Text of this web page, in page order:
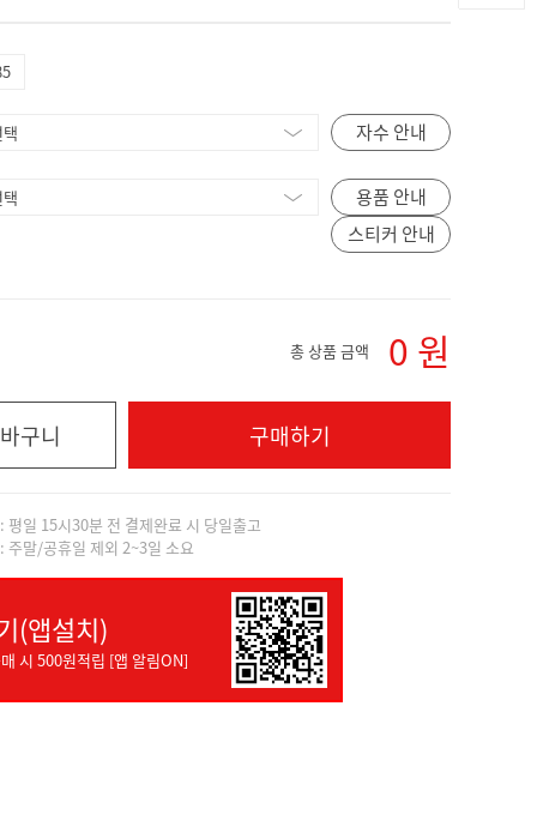
자수 안내
용품 안내
스티커 안내
총 상품 금액 0 원
구니 구매하기
평일 15시30분 전 결제완료 시 당일출고
주말/공휴일 제외 2~3일 소요
(앱설치)
시 500원적립 [앱 알림ON]